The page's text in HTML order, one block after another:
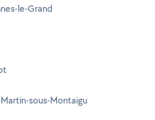
le-Grand
sous-Montaigu